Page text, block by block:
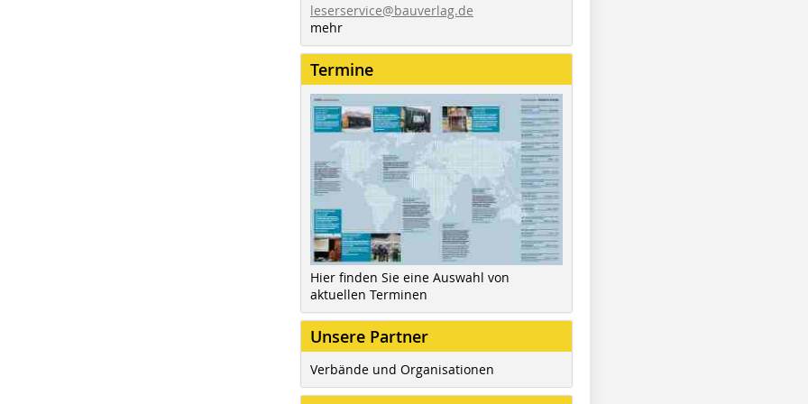
leserservice@bauverlag.de
mehr
Termine
Hier finden Sie eine Auswahl von
aktuellen Terminen
Unsere Partner
Verbände und Organisationen